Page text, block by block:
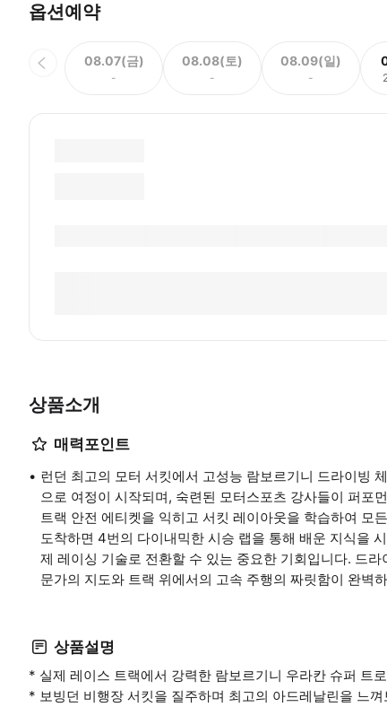
옵션예약
08.07(금)
-
08.08(토)
-
08.09(일)
-
상품소개
매력포인트
런던 최고의 모터 서킷에서 고성능 람보르기니 드라이빙
으로 여정이 시작되며, 숙련된 모터스포츠 강사들이 퍼포
트랙 안전 에티켓을 익히고 서킷 레이아웃을 학습하여 모
도착하면 4번의 다이내믹한 시승 랩을 통해 배운 지식을
제 레이싱 기술로 전환할 수 있는 중요한 기회입니다. 드
문가의 지도와 트랙 위에서의 고속 주행의 짜릿함이 완벽
상품설명
* 실제 레이스 트랙에서 강력한 람보르기니 우라칸 슈퍼 트
* 보빙던 비행장 서킷을 질주하며 최고의 아드레날린을 느껴